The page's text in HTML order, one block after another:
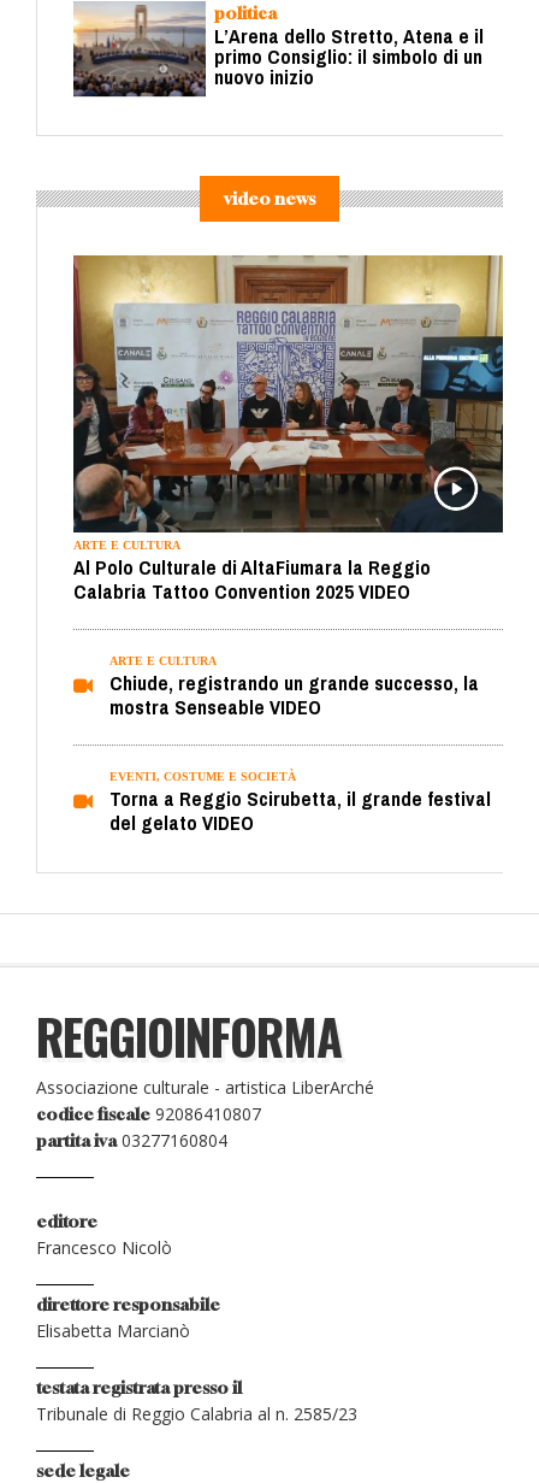
politica
L’Arena dello Stretto, Atena e il
primo Consiglio: il simbolo di un
nuovo inizio
video news
ARTE E CULTURA
Al Polo Culturale di AltaFiumara la Reggio
Calabria Tattoo Convention 2025 VIDEO
ARTE E CULTURA
Chiude, registrando un grande successo, la
mostra Senseable VIDEO
EVENTI, COSTUME E SOCIETÀ
Torna a Reggio Scirubetta, il grande festival
del gelato VIDEO
REGGIOINFORMA
Associazione culturale - artistica LiberArché
codice fiscale 92086410807
partita iva03277160804
editore
Francesco Nicolò
direttore responsabile
Elisabetta Marcianò
testata registrata presso il
Tribunale di Reggio Calabria al n. 2585/23
sede legale